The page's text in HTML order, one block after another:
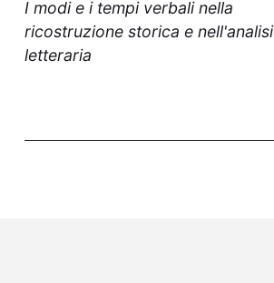
I modi e i tempi verbali nella
ricostruzione storica e nell'analisi
letteraria